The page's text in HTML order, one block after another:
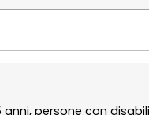
anni, persone con